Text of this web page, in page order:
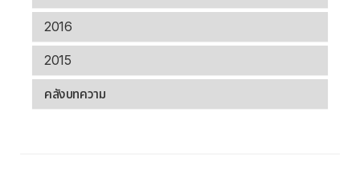
2016
2015
คลังบทความ